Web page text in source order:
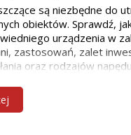
są niezbędne do
obiektów. Sprawdź,
urządzenia w
zastosowań, zalet
oraz rodzajów
głównie działamy we
w woj.